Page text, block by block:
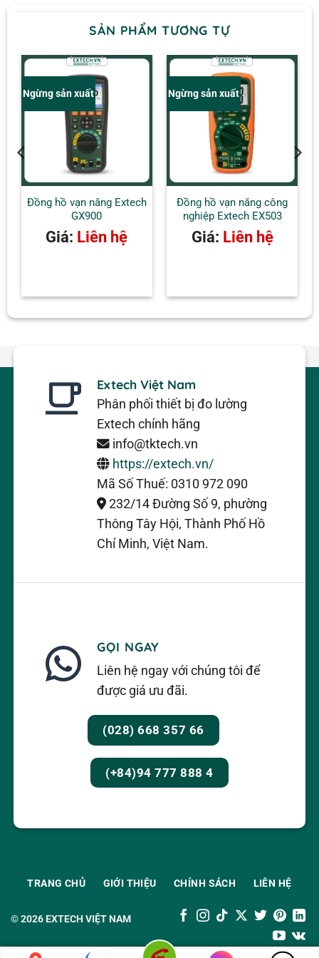
TOÀN
BẢO HÀNH
1 năm
CÂN NẶNG
5,12 oz (145 g)
SẢN PHẨM TƯƠNG TỰ
Ngừng sản xuất
Đồng hồ vạn năng Extech
GX900
Giá: Liên hệ
Ngừng sản xuất
Đồng hồ vạn năng công
nghiệp Extech EX503
Giá: Liên hệ
Extech Việt Nam
Phân phối thiết bị đo lường
Extech chính hãng
info@tktech.vn
https://extech.vn/
Mã Số Thuế: 0310 972 090
232/14 Đường Số 9, phường
Thông Tây Hội, Thành Phố Hồ
Chí Minh, Việt Nam.
GỌI NGAY
Liên hệ ngay với chúng tôi để
được giá ưu đãi.
(028) 668 357 66
(+84)94 777 888 4
© 2026EXTECH VIỆT NAM
TRANG CHỦ GIỚI THIỆU CHÍNH SÁCH LIÊN HỆ